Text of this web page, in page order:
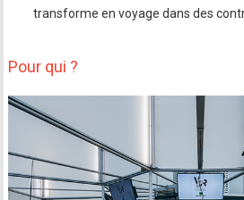
transforme en voyage dans des
Pour qui ?